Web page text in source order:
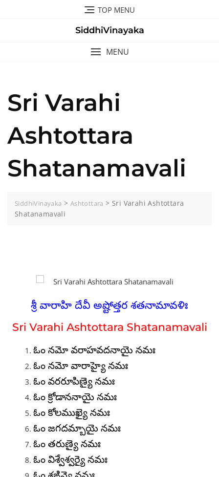
TOP MENU
SiddhiVinayaka
MENU
Sri Varahi
Ashtottara
Shatanamavali
SiddhiVinayaka > Ashtottara > Sri Varahi Ashtottara
Shatanamavali
శ్రీ వారాహి దేవీ అష్టోత్తర శతనామావళిః
Sri Varahi Ashtottara Shatanamavali
ఓం నమో వరాహవదనాయై నమః
ఓం నమో వారాహ్యై నమః
ఓం వరరూపిణ్యై నమః
ఓం క్రోడాననాయై నమః
ఓం కోలముఖ్యై నమః
ఓం జగదమ్బాయై నమః
ఓం తరుణ్యై నమః
ఓం విశ్వేశ్వర్యై నమః